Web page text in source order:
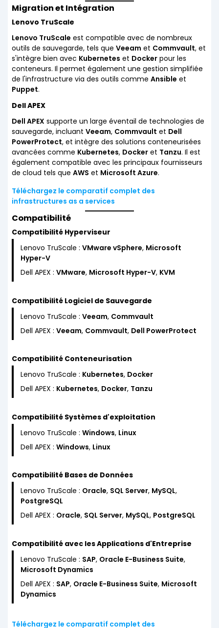
Migration et Intégration
Lenovo TruScale
Lenovo TruScale est compatible avec de nombreux
outils de sauvegarde, tels que Veeam et Commvault, et
s'intègre bien avec Kubernetes et Docker pour les
conteneurs. Il permet également une gestion simplifiée
de l'infrastructure via des outils comme Ansible et
Puppet.
Dell APEX
Dell APEX supporte un large éventail de technologies de
sauvegarde, incluant Veeam, Commvault et Dell
PowerProtect, et intègre des solutions conteneurisées
avancées comme Kubernetes, Docker et Tanzu. Il est
également compatible avec les principaux fournisseurs
de cloud tels que AWS et Microsoft Azure.
Téléchargez le comparatif complet des
infrastructures as a services
Compatibilité
Compatibilité Hyperviseur
Lenovo TruScale : VMware vSphere, Microsoft
Hyper-V
Dell APEX : VMware, Microsoft Hyper-V, KVM
Compatibilité Logiciel de Sauvegarde
Lenovo TruScale : Veeam, Commvault
Dell APEX : Veeam, Commvault, Dell PowerProtect
Compatibilité Conteneurisation
Lenovo TruScale : Kubernetes, Docker
Dell APEX : Kubernetes, Docker, Tanzu
Compatibilité Systèmes d'exploitation
Lenovo TruScale : Windows, Linux
Dell APEX : Windows, Linux
Compatibilité Bases de Données
Lenovo TruScale : Oracle, SQL Server, MySQL,
PostgreSQL
Dell APEX : Oracle, SQL Server, MySQL, PostgreSQL
Compatibilité avec les Applications d'Entreprise
Lenovo TruScale : SAP, Oracle E-Business Suite,
Microsoft Dynamics
Dell APEX : SAP, Oracle E-Business Suite, Microsoft
Dynamics
Téléchargez le comparatif complet des